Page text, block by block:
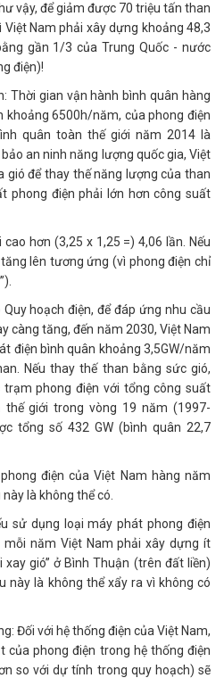
vậy, để giảm được 70 triệu tấn than
Nam phải xây dựng khoảng 48,3
gần 1/3 của Trung Quốc - nước
điện)!
Thời gian vận hành bình quân hàng
khoảng 6500h/năm, của phong điện
quân toàn thế giới năm 2014 là
an ninh năng lượng quốc gia, Việt
gió để thay thế năng lượng của than
phong điện phải lớn hơn công suất
hơn (3,25 x 1,25 =) 4,06 lần. Nếu
tăng lên tương ứng (vì phong điện chỉ
hoạch điện, để đáp ứng nhu cầu
càng tăng, đến năm 2030, Việt Nam
điện bình quân khoảng 3,5GW/năm
Nếu thay thế than bằng sức gió,
phong điện với tổng công suất
thế giới trong vòng 19 năm (1997-
tổng số 432 GW (bình quân 22,7
điện của Việt Nam hàng năm
là không thể có.
sử dụng loại máy phát phong điện
năm Việt Nam phải xây dựng ít
gió” ở Bình Thuận (trên đất liền)
này là không thể xẩy ra vì không có
Đối với hệ thống điện của Việt Nam,
của phong điện trong hệ thống điện
so với dự tính trong quy hoạch) sẽ